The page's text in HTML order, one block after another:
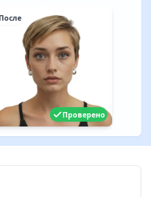
После
Проверено